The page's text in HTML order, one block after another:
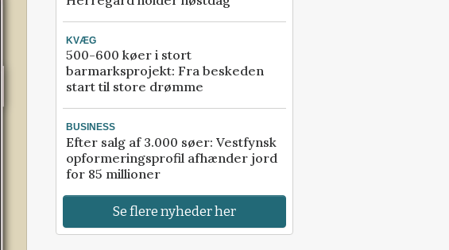
KVÆG
500-600 køer i stort
barmarksprojekt: Fra beskeden
start til store drømme
BUSINESS
Efter salg af 3.000 søer: Vestfynsk
opformeringsprofil afhænder jord
for 85 millioner
Se flere nyheder her